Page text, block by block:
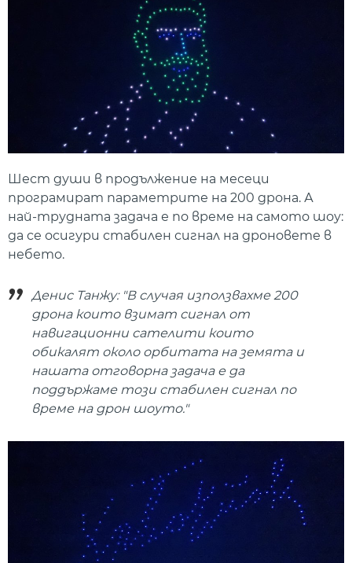
Шест души в продължение на месеци
програмират параметрите на 200 дрона. А
най-трудната задача е по време на самото шоу:
да се осигури стабилен сигнал на дроновете в
небето.
Денис Танжу: "В случая използвахме 200
дрона които взимат сигнал от
навигационни сателити които
обикалят около орбитата на земята и
нашата отговорна задача е да
поддържаме този стабилен сигнал по
време на дрон шоуто."